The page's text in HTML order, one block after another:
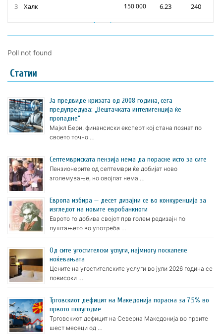
Poll not found
Статии
Ја предвиде кризата од 2008 година, сега
предупредува: „Вештачката интелигенција ќе
пропадне“
Мајкл Бери, финансиски експерт кој стана познат по
своето точно …
Септемвриската пензија нема да порасне исто за сите
Пензионерите од септември ќе добијат ново
зголемување, но овојпат нема …
Европа избира — десет дизајни се во конкуренција за
изгледот на новите евробанкноти
Еврото го добива својот прв голем редизајн по
пуштањето во употреба …
Oд сите угостителски услуги, најмногу поскапеле
ноќевањата
Цените на угостителските услуги во јули 2026 година се
повисоки …
Трговскиот дефицит на Македонија порасна за 7,5% во
првото полугодие
Трговскиот дефицит на Северна Македонија во првите
шест месеци од …